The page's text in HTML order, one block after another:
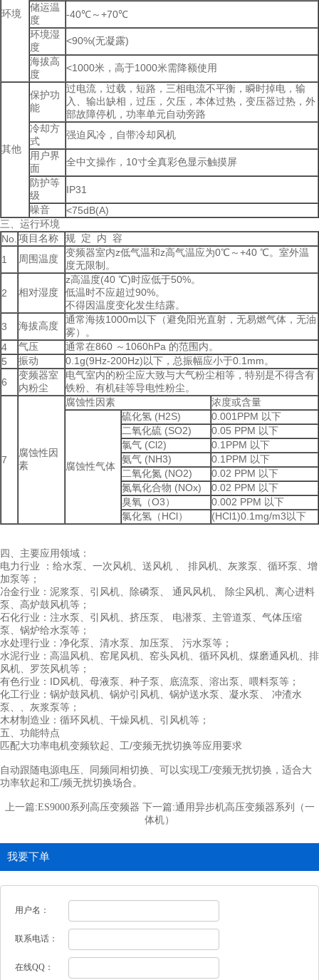
环境
储运温
度
-40℃～+70℃
环境湿
度
<90%(无凝露)
海拔高
度
<1000米，高于1000米需降额使用
其他
保护功
能
过电流，过载，短路，三相电流不平衡，瞬时掉电，输
入、输出缺相，过压，欠压，本体过热，变压器过热，外
部故障停机，功率单元自动旁路
冷却方
式
强迫风冷，自带冷却风机
用户界
面
全中文操作，10寸全真彩色显示触摸屏
防护等
级
IP31
噪音
<75dB(A)
三、运行环境
No.项目名称
规 定 内 容
1
周围温度
变频器室内z低气温和z高气温应为0℃～+40 ℃。室外温
度无限制。
2 相对湿度
z高温度(40 ℃)时应低于50%。
低温时不应超过90%。
不得因温度变化发生结露。
3
海拔高度
通常海抜1000m以下（避免阳光直射，无易燃气体，无油
雾）。
4
气压
通常在860 ～1060hPa 的范围内。
5
振动
0.1g(9Hz-200Hz)以下，总振幅应小于0.1mm。
6
变频器室
内粉尘
电气室内的粉尘应大致与大气粉尘相等，特别是不得含有
铁粉、有机硅等导电性粉尘。
7
腐蚀性因
素
腐蚀性因素 浓度或含量
腐蚀性气体
硫化氢 (H2S)
0.001PPM 以下
二氧化硫 (SO2)
0.05 PPM 以下
氯气 (Cl2)
0.1PPM 以下
氨气 (NH3)
0.1PPM 以下
二氧化氮 (NO2)
0.02 PPM 以下
氮氧化合物 (NOx)
0.02 PPM 以下
臭氧（O3）
0.002 PPM 以下
氯化氢（HCl）
(HCl1)0.1mg/m3以下
四、主要应用领域：
电力行业 ：给水泵、一次风机、送风机 、 排风机、灰浆泵、循环泵、增
加泵等；
冶金行业：泥浆泵、引风机、除磷泵、 通风风机、 除尘风机、离心进料
泵、高炉鼓风机等；
石化行业：注水泵、引风机、挤压泵、 电潜泵、主管道泵、气体压缩
泵、锅炉给水泵等；
水处理行业：净化泵、清水泵、加压泵、 污水泵等；
水泥行业：高温风机、窑尾风机、窑头风机、循环风机、煤磨通风机、排
风机、罗茨风机等；
有色行业：ID风机、母液泵、种子泵、底流泵、溶出泵、喂料泵等；
化工行业：锅炉鼓风机、锅炉引风机、锅炉送水泵、凝水泵、 冲渣水
泵、、灰浆泵等；
木材制造业：循环风机、干燥风机、引风机等；
五、功能特点
匹配大功率电机变频软起、工/变频无扰切换等应用要求
自动跟随电源电压、同频同相切换、可以实现工/变频无扰切换，适合大
功率软起和工/频无扰切换场合。
上一篇:ES9000系列高压变频器 下一篇:通用异步机高压变频器系列（一
体机）
我要下单
用户名：
联系电话：
在线QQ：